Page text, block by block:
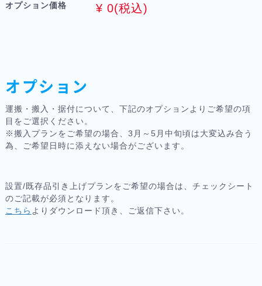
オプション価格 ¥ 0(税込)
オプション
運搬・搬入・据付について、下記のオプションよりご希望の項
目をご選択ください。
※搬入プランをご希望の場合、3月～5月中旬頃は大変込み合う
為、ご希望日時に添えない場合がございます。
設置/既存品引き上げプランをご希望の場合は、チェックシート
のご記載が必須となります。
こちら よりダウンロード頂き、ご返信下さい。